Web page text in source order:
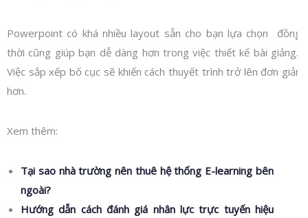
Powerpoint có khá nhiều layout sẵn cho bạn lựa chọn đồng
thời cũng giúp bạn dễ dàng hơn trong việc thiết kế bài giảng.
Việc sắp xếp bố cục sẽ khiến cách thuyết trình trở lên đơn giản
hơn.
Xem thêm:
Tại sao nhà trường nên thuê hệ thống E-learning bên
ngoài?
Hướng dẫn cách đánh giá nhân lực trực tuyến hiệu